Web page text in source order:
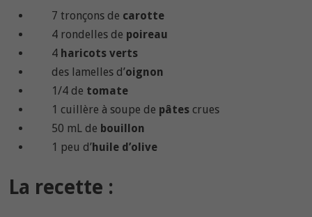
7 tronçons de carotte
4 rondelles de poireau
4 haricots verts
des lamelles d’oignon
1/4 de tomate
1 cuillère à soupe de pâtes crues
50 mL de bouillon
1 peu d’huile d’olive
La recette :